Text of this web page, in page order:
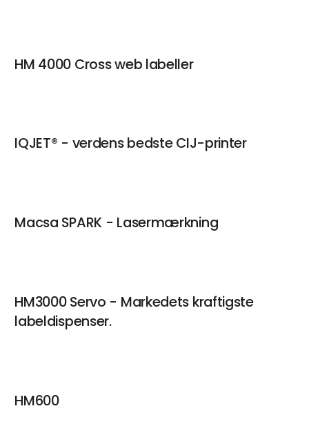
HM 4000 Cross web labeller
IQJET® - verdens bedste CIJ-printer
Macsa SPARK - Lasermærkning
HM3000 Servo - Markedets kraftigste
labeldispenser.
HM600